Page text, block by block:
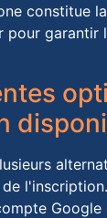
constitue
pour garantir